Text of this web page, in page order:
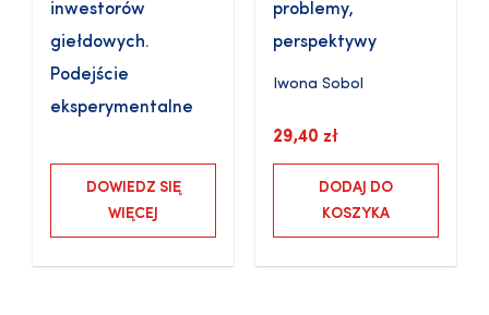
inwestorów
giełdowych.
Podejście
eksperymentalne
DOWIEDZ SIĘ
WIĘCEJ
problemy,
perspektywy
Iwona Sobol
29,40 zł
DODAJ DO
KOSZYKA